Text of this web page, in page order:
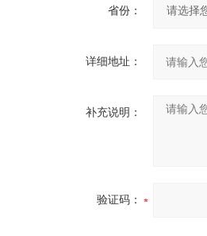
省份：
详细地址：
补充说明：
验证码：